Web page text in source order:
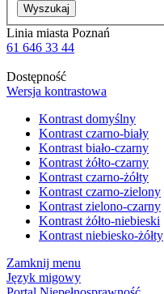
Wyszukaj
Linia miasta Poznań
61 646 33 44
Dostępność
Wersja kontrastowa
Kontrast domyślny
Kontrast czarno-biały
Kontrast biało-czarny
Kontrast żółto-czarny
Kontrast czarno-żółty
Kontrast czarno-zielony
Kontrast zielono-czarny
Kontrast żółto-niebieski
Kontrast niebiesko-żółty
Zamknij menu
Język migowy